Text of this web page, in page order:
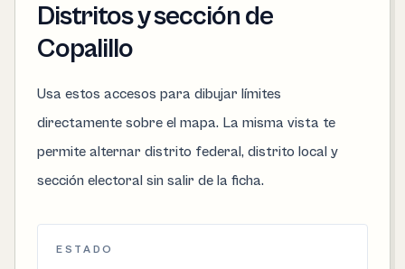
Distritos y sección de
Copalillo
Usa estos accesos para dibujar límites
directamente sobre el mapa. La misma vista te
permite alternar distrito federal, distrito local y
sección electoral sin salir de la ficha.
ESTADO